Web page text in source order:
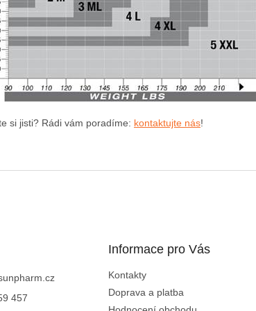
si jisti? Rádi vám poradíme: kontaktujte nás!
457
Informace pro Vás
Kontakty
Doprava a platba